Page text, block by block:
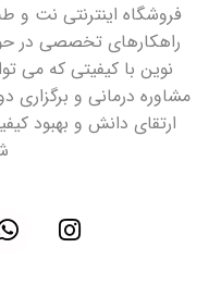
فروشگاه اینترنتی نت و
راهکارهای تخصصی در
نوین با کیفیتی که می
مشاوره درمانی و برگزاری
ارتقای دانش و بهبود